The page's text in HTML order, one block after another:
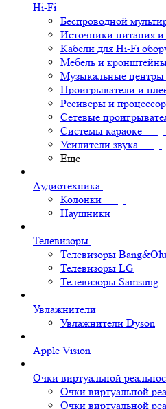
Hi-Fi
Беспроводной
Источники питания
Кабели для Hi-Fi
Мебель и
Музыкальные центры
Проигрыватели и
Ресиверы и
Сетевые
Системы караоке
Усилители звука
Еще
Аудиотехника
Колонки
Наушники
Телевизоры
Телевизоры
Телевизоры LG
Телевизоры Samsung
Увлажнители
Увлажнители Dyson
Apple Vision
Очки виртуальной
Очки виртуальной
Очки виртуальной